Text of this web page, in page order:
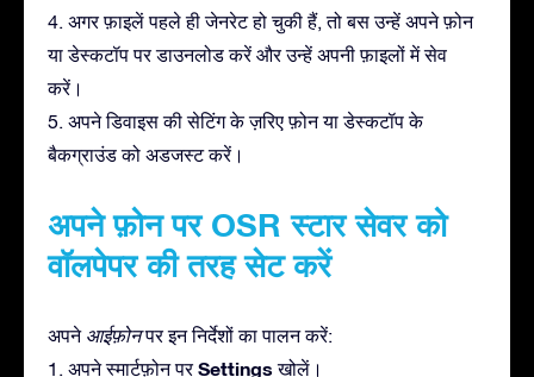
4. अगर फ़ाइलें पहले ही जेनरेट हो चुकी हैं, तो बस उन्हें अपने फ़ोन
या डेस्कटॉप पर डाउनलोड करें और उन्हें अपनी फ़ाइलों में सेव
करें।
5. अपने डिवाइस की सेटिंग के ज़रिए फ़ोन या डेस्कटॉप के
बैकग्राउंड को अडजस्ट करें।
अपने फ़ोन पर OSR स्टार सेवर को
वॉलपेपर की तरह सेट करें
अपने आईफ़ोनपर इन निर्देशों का पालन करें:
1. अपने स्मार्टफ़ोन परSettings खोलें।